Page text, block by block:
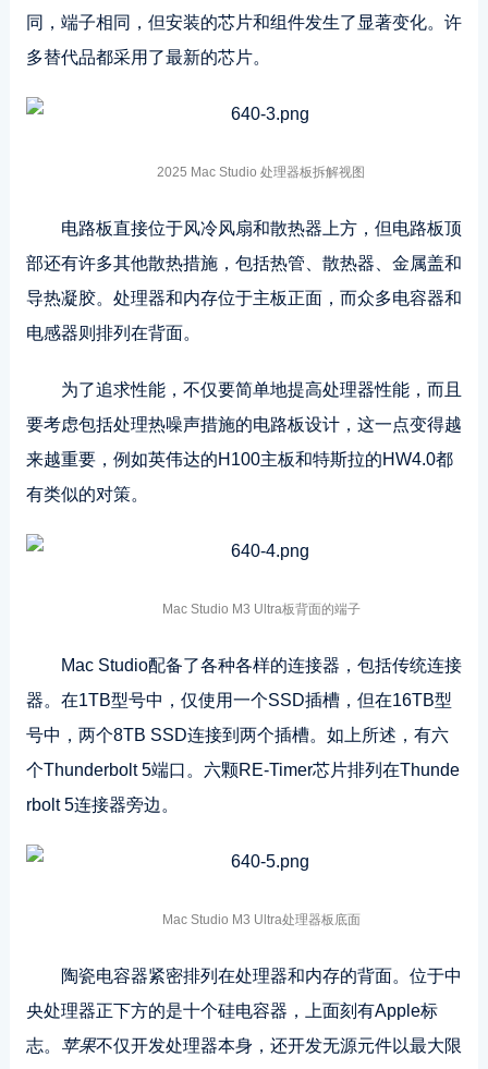
同，端子相同，但安装的芯片和组件发生了显著变化。许
多替代品都采用了最新的芯片。
2025 Mac Studio 处理器板拆解视图
电路板直接位于风冷风扇和散热器上方，但电路板顶
部还有许多其他散热措施，包括热管、散热器、金属盖和
导热凝胶。处理器和内存位于主板正面，而众多电容器和
电感器则排列在背面。
为了追求性能，不仅要简单地提高处理器性能，而且
要考虑包括处理热噪声措施的电路板设计，这一点变得越
来越重要，例如英伟达的H100主板和特斯拉的HW4.0都
有类似的对策。
Mac Studio M3 Ultra板背面的端子
Mac Studio配备了各种各样的连接器，包括传统连接
器。在1TB型号中，仅使用一个SSD插槽，但在16TB型
号中，两个8TB SSD连接到两个插槽。如上所述，有六
个Thunderbolt 5端口。六颗RE-Timer芯片排列在Thunde
rbolt 5连接器旁边。
Mac Studio M3 Ultra处理器板底面
陶瓷电容器紧密排列在处理器和内存的背面。位于中
央处理器正下方的是十个硅电容器，上面刻有Apple标
志。 苹果不仅开发处理器本身，还开发无源元件以最大限